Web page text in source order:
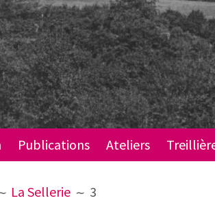
Publications Ateliers
La Sellerie 3